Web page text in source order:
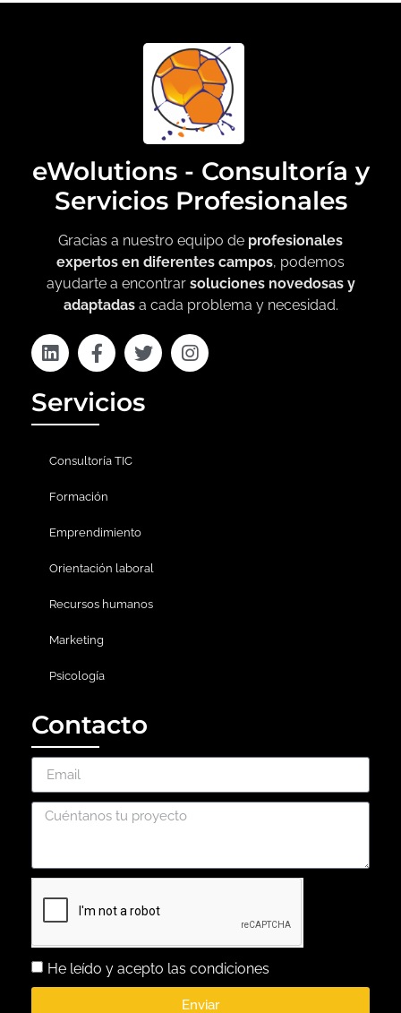
eWolutions - Consultoría y
Servicios Profesionales
Gracias a nuestro equipo de profesionales
expertos en diferentes campos, podemos
ayudarte a encontrar soluciones novedosas y
adaptadasa cada problema y necesidad.
Servicios
Consultoría TIC
Formación
Emprendimiento
Orientación laboral
Recursos humanos
Marketing
Psicología
Contacto
He leído y acepto las condiciones
Enviar